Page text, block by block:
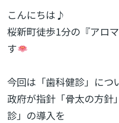
こんにちは♪
桜新町徒歩1分の『アロ
す
今回は「歯科健診」につ
政府が指針「骨太の方針
診」の導入を